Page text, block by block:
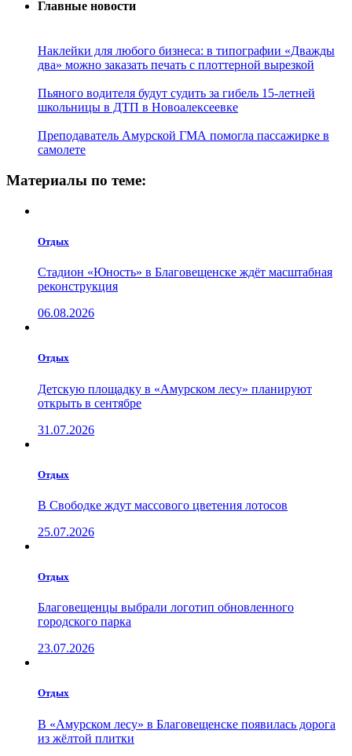
Главные новости
Наклейки для любого бизнеса: в типографии «Дважды
два» можно заказать печать с плоттерной вырезкой
Пьяного водителя будут судить за гибель 15-летней
школьницы в ДТП в Новоалексеевке
Преподаватель Амурской ГМА помогла пассажирке в
самолете
Материалы по теме:
Отдых
Стадион «Юность» в Благовещенске ждёт масштабная
реконструкция
06.08.2026
Отдых
Детскую площадку в «Амурском лесу» планируют
открыть в сентябре
31.07.2026
Отдых
В Свободке ждут массового цветения лотосов
25.07.2026
Отдых
Благовещенцы выбрали логотип обновленного
городского парка
23.07.2026
Отдых
В «Амурском лесу» в Благовещенске появилась дорога
из жёлтой плитки